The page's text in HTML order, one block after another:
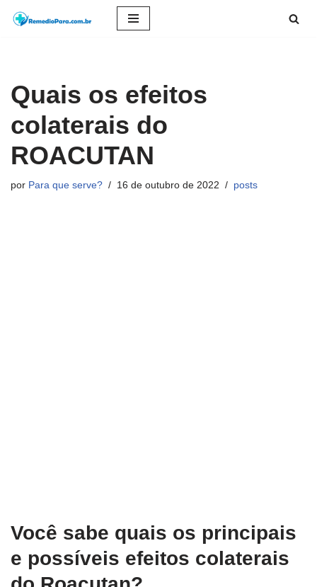
conteúdo
Quais os efeitos
colaterais do
ROACUTAN
por Para que serve? 16 de outubro de 2022 posts
Você sabe quais os principais
e possíveis efeitos colaterais